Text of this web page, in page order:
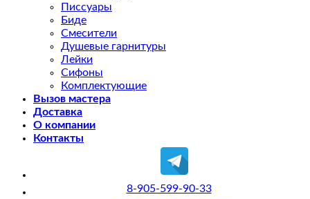
Писсуары
Биде
Смесители
Душевые гарнитуры
Лейки
Сифоны
Комплектующие
Вызов мастера
Доставка
О компании
Контакты
8-905-599-90-33